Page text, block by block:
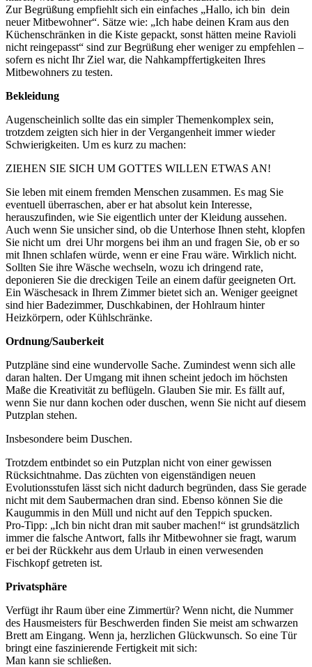
Zur Begrüßung empfiehlt sich ein einfaches „Hallo, ich bin dein
neuer Mitbewohner“. Sätze wie: „Ich habe deinen Kram aus den
Küchenschränken in die Kiste gepackt, sonst hätten meine Ravioli
nicht reingepasst“ sind zur Begrüßung eher weniger zu empfehlen –
sofern es nicht Ihr Ziel war, die Nahkampffertigkeiten Ihres
Mitbewohners zu testen.
Bekleidung
Augenscheinlich sollte das ein simpler Themenkomplex sein,
trotzdem zeigten sich hier in der Vergangenheit immer wieder
Schwierigkeiten. Um es kurz zu machen:
ZIEHEN SIE SICH UM GOTTES WILLEN ETWAS AN!
Sie leben mit einem fremden Menschen zusammen. Es mag Sie
eventuell überraschen, aber er hat absolut kein Interesse,
herauszufinden, wie Sie eigentlich unter der Kleidung aussehen.
Auch wenn Sie unsicher sind, ob die Unterhose Ihnen steht, klopfen
Sie nicht um drei Uhr morgens bei ihm an und fragen Sie, ob er so
mit Ihnen schlafen würde, wenn er eine Frau wäre. Wirklich nicht.
Sollten Sie ihre Wäsche wechseln, wozu ich dringend rate,
deponieren Sie die dreckigen Teile an einem dafür geeigneten Ort.
Ein Wäschesack in Ihrem Zimmer bietet sich an. Weniger geeignet
sind hier Badezimmer, Duschkabinen, der Hohlraum hinter
Heizkörpern, oder Kühlschränke.
Ordnung/Sauberkeit
Putzpläne sind eine wundervolle Sache. Zumindest wenn sich alle
daran halten. Der Umgang mit ihnen scheint jedoch im höchsten
Maße die Kreativität zu beflügeln. Glauben Sie mir. Es fällt auf,
wenn Sie nur dann kochen oder duschen, wenn Sie nicht auf diesem
Putzplan stehen.
Insbesondere beim Duschen.
Trotzdem entbindet so ein Putzplan nicht von einer gewissen
Rücksichtnahme. Das züchten von eigenständigen neuen
Evolutionsstufen lässt sich nicht dadurch begründen, dass Sie gerade
nicht mit dem Saubermachen dran sind. Ebenso können Sie die
Kaugummis in den Müll und nicht auf den Teppich spucken.
Pro-Tipp: „Ich bin nicht dran mit sauber machen!“ ist grundsätzlich
immer die falsche Antwort, falls ihr Mitbewohner sie fragt, warum
er bei der Rückkehr aus dem Urlaub in einen verwesenden
Fischkopf getreten ist.
Privatsphäre
Verfügt ihr Raum über eine Zimmertür? Wenn nicht, die Nummer
des Hausmeisters für Beschwerden finden Sie meist am schwarzen
Brett am Eingang. Wenn ja, herzlichen Glückwunsch. So eine Tür
bringt eine faszinierende Fertigkeit mit sich:
Man kann sie schließen.